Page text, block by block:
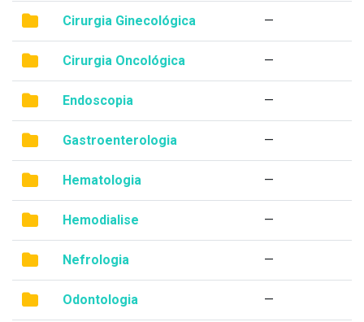
Cirurgia Ginecológica —
Cirurgia Oncológica —
Endoscopia —
Gastroenterologia —
Hematologia —
Hemodialise —
Nefrologia —
Odontologia —